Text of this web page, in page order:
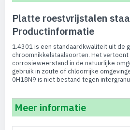
Platte roestvrijstalen
Productinformatie
1.4301 is een standaardkwaliteit uit de
chroomnikkelstaalsoorten. Het vertoont
corrosieweerstand in de natuurlijke
gebruik in zoute of chloorrijke
0H18N9 is niet bestand tegen
Meer informatie